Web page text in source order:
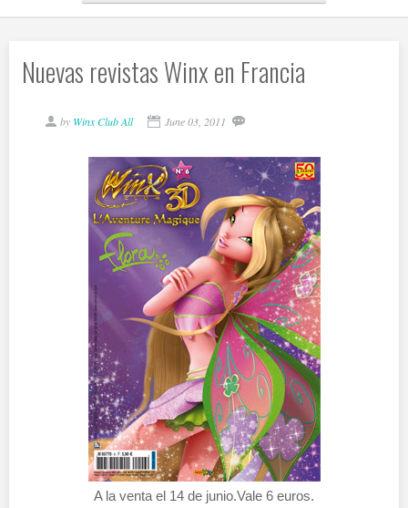
Nuevas revistas Winx en Francia
by Winx Club All June 03, 2011
A la venta el 14 de junio.Vale 6 euros.